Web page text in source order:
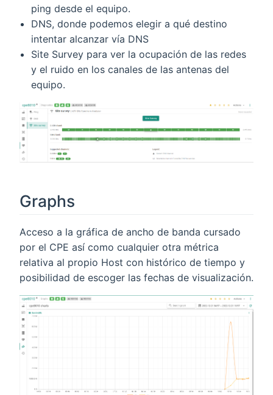
ping desde el equipo.
DNS, donde podemos elegir a qué destino
intentar alcanzar vía DNS
Site Survey para ver la ocupación de las redes
y el ruido en los canales de las antenas del
equipo.
Graphs
Acceso a la gráfica de ancho de banda cursado
por el CPE así como cualquier otra métrica
relativa al propio Host con histórico de tiempo y
posibilidad de escoger las fechas de visualización.